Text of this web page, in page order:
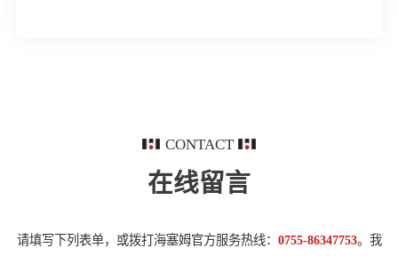
CONTACT
在线留言
请填写下列表单，或拨打海塞姆官方服务热线： 0755-86347753。我